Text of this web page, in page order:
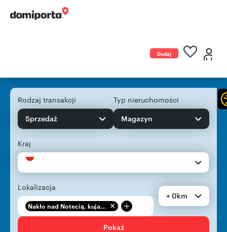
Dodaj
Rodzaj transakcji
Sprzedaż
Typ nieruchomości
Magazyn
Kraj
Lokalizacja
Nakło nad Notecią, kuja... +
+ 0km
Pokaż